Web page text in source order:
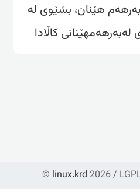
هێنان، بشێوی لە
کاڵادا
© linux.krd 2026 /